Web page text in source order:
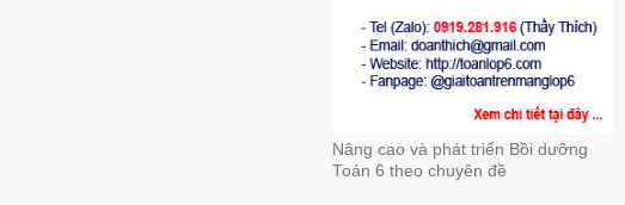
Nâng cao và phát triển Bồi dưỡng
Toán 6 theo chuyên đề